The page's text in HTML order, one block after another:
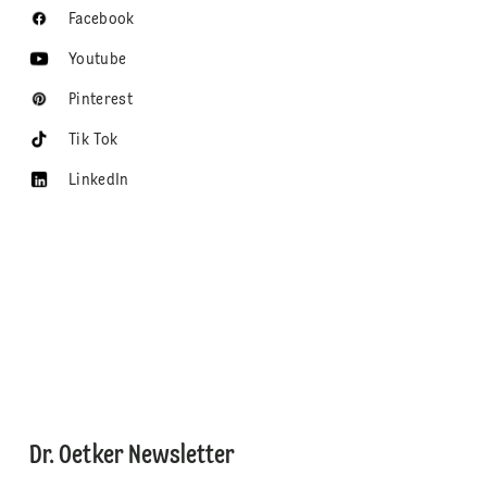
Facebook
Youtube
Pinterest
Tik Tok
LinkedIn
Dr. Oetker Newsletter